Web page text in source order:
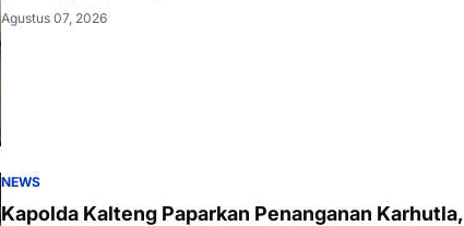
Agustus 07, 2026
NEWS
Kapolda Kalteng Paparkan Penanganan Karhutla,